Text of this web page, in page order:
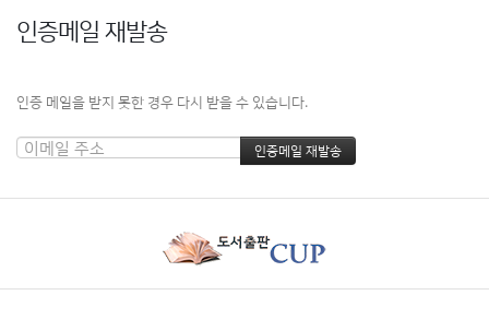
인증메일 재발송
인증 메일을 받지 못한 경우 다시 받을 수 있습니다.